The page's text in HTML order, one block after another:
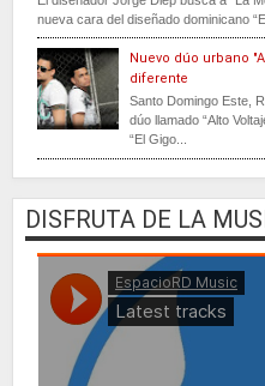
nueva cara del diseñado dominicano
Nuevo dúo urbano
diferente
Santo Domingo Este,
dúo llamado “Alto
“El Gigo...
DISFRUTA DE LA